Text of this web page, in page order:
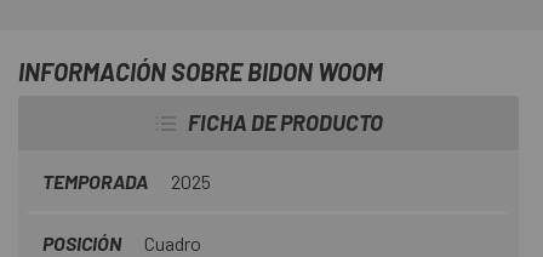
INFORMACIÓN SOBRE BIDON WOOM
FICHA DE PRODUCTO
TEMPORADA 2025
POSICIÓN Cuadro